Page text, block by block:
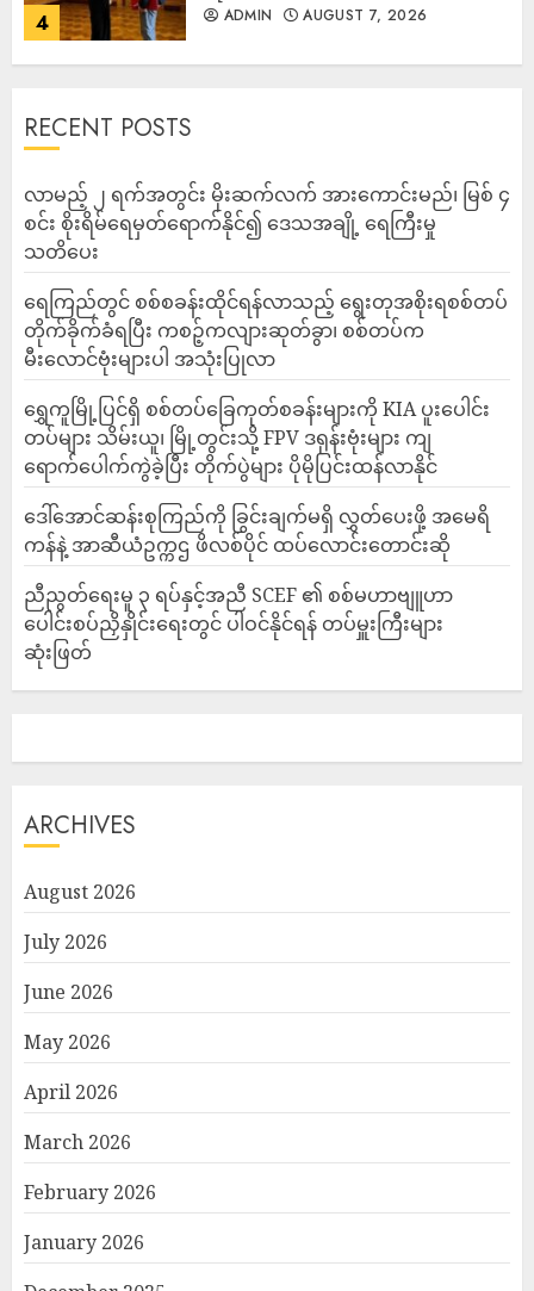
4 ADMIN AUGUST 7, 2026
RECENT POSTS
လာမည့် ၂ ရက်အတွင်း မိုးဆက်လက် အားကောင်းမည်၊ မြစ် ၄
စင်း စိုးရိမ်ရေမှတ်ရောက်နိုင်၍ ဒေသအချို့ ရေကြီးမှု
သတိပေး
ရေကြည်တွင် စစ်စခန်းထိုင်ရန်လာသည့် ရွေးတုအစိုးရစစ်တပ်
တိုက်ခိုက်ခံရပြီး ကစဉ့်ကလျားဆုတ်ခွာ၊ စစ်တပ်က
မီးလောင်ဗုံးများပါ အသုံးပြုလာ
‎ရွှေကူမြို့ပြင်ရှိ စစ်တပ်ခြေကုတ်စခန်းများကို KIA ပူးပေါင်း
တပ်များ သိမ်းယူ၊ မြို့တွင်းသို့ FPV ဒရုန်းဗုံးများ ကျ
ရောက်ပေါက်ကွဲခဲ့ပြီး တိုက်ပွဲများ ပိုမိုပြင်းထန်လာနိုင်
ဒေါ်အောင်ဆန်းစုကြည်ကို ခြွင်းချက်မရှိ လွှတ်ပေးဖို့ အမေရိ
ကန်နဲ့ အာဆီယံဥက္ကဌ ဖိလစ်ပိုင် ထပ်လောင်းတောင်းဆို
ညီညွတ်ရေးမူ ၃ ရပ်နှင့်အညီ SCEF ၏ စစ်မဟာဗျူဟာ
ပေါင်းစပ်ညှိနှိုင်းရေးတွင် ပါဝင်နိုင်ရန် တပ်မှူးကြီးများ
ဆုံးဖြတ်
ARCHIVES
August 2026
July 2026
June 2026
May 2026
April 2026
March 2026
February 2026
January 2026